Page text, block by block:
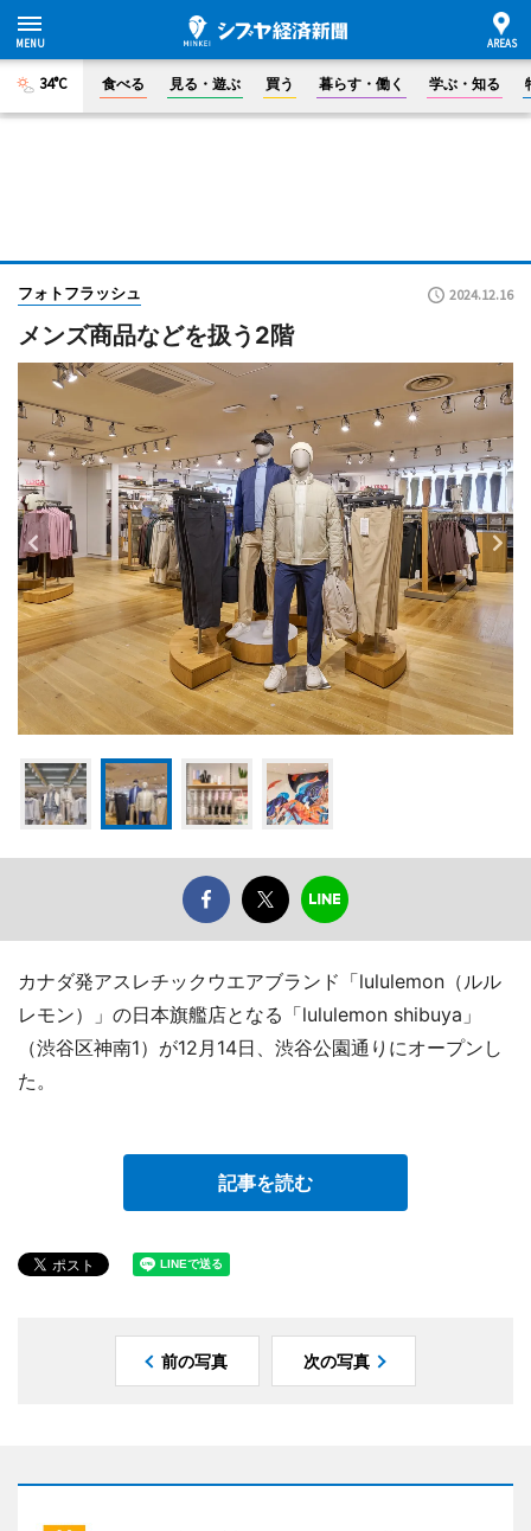
34°C 食べる 見る・遊ぶ 買う 暮らす・働く 学ぶ・知る
フォトフラッシュ 2024.12.16
メンズ商品などを扱う2階
カナダ発アスレチックウエアブランド「lululemon（ルル
レモン）」の日本旗艦店となる「lululemon shibuya」
（渋谷区神南1）が12月14日、渋谷公園通りにオープンし
た。
記事を読む
前の写真 次の写真